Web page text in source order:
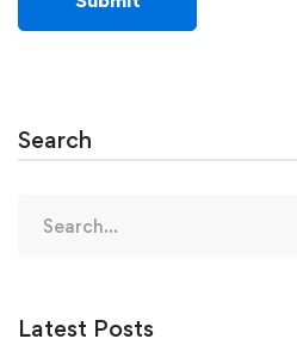
Search
for:
Latest Posts